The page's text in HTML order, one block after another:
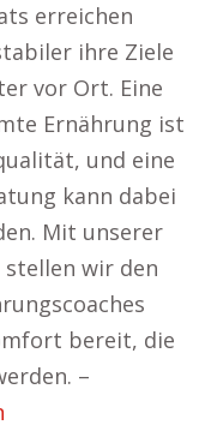
erreichen
ihre Ziele
vor Ort. Eine
Ernährung ist
und eine
kann dabei
Mit unserer
wir den
bereit, die
–